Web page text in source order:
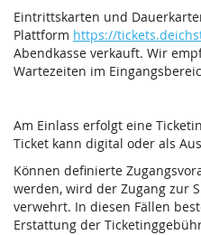
Eintrittskarten und
Plattform https://
Abendkasse verkauft. Wir
Wartezeiten im
Am Einlass erfolgt eine
Ticket kann digital oder als
Können definierte
werden, wird der Zugang zur
verwehrt. In diesen Fällen
Erstattung der